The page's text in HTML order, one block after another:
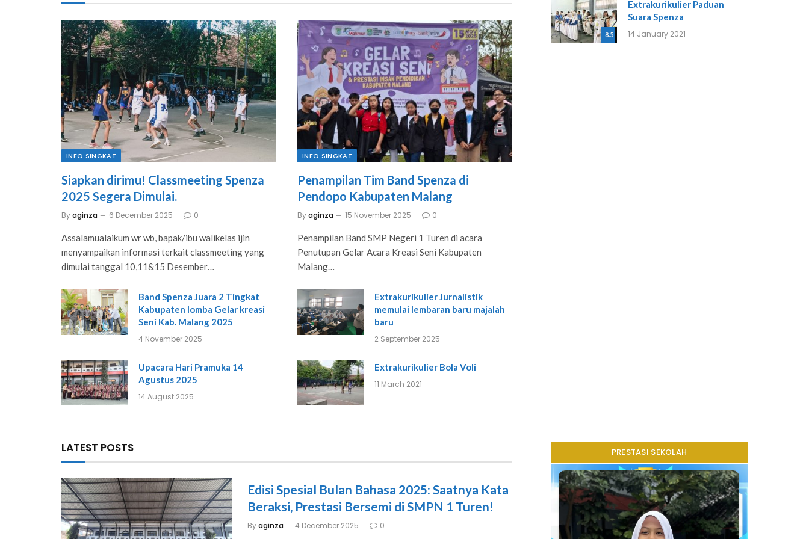
hidup bersih
yang sehat
#diskusiasik
prestasi. Masa depan yang
gemilang menanti kalian!
prestasi. Masa depan yang
gemilang menanti kalian!
#IndonesiaBersatu
#dispendikkabmalang
#dispendikkabmalang
INFO SINGKAT
Siapkan dirimu! Classmeeting Spenza
2025 Segera Dimulai.
Byaginza 6 December 2025 0
Assalamualaikum wr wb, bapak/ibu walikelas ijin
menyampaikan informasi terkait classmeeting yang
dimulai tanggal 10,11&15 Desember…
INFO SINGKAT
Penampilan Tim Band Spenza di
Pendopo Kabupaten Malang
Byaginza 15 November 2025 0
Penampilan Band SMP Negeri 1 Turen di acara
Penutupan Gelar Acara Kreasi Seni Kabupaten
Malang…
Band Spenza Juara 2 Tingkat
Kabupaten lomba Gelar kreasi
Seni Kab. Malang 2025
4 November 2025
Extrakurikulier Jurnalistik
memulai lembaran baru majalah
baru
2 September 2025
Upacara Hari Pramuka 14
Agustus 2025
14 August 2025
Extrakurikulier Bola Voli
11 March 2021
8.5
Extrakurikulier Paduan
Suara Spenza
14 January 2021
LATEST POSTS
Edisi Spesial Bulan Bahasa 2025: Saatnya Kata
Beraksi, Prestasi Bersemi di SMPN 1 Turen!
Byaginza 4 December 2025 0
PRESTASI SEKOLAH